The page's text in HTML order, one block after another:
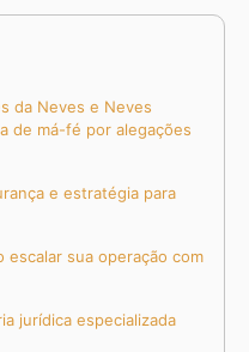
da Neves e Neves
de má-fé por alegações
e estratégia para
sua operação com
jurídica especializada